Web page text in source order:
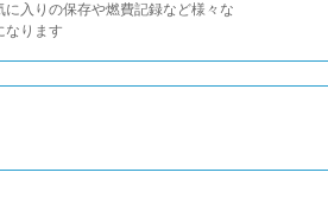
に入りの保存や燃費記録など様々な
なります